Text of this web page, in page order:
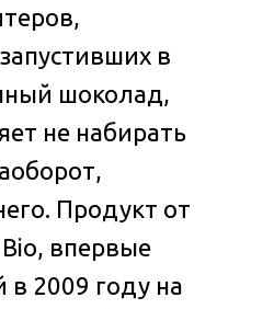
в
шоколад,
не набирать
Продукт от
впервые
в 2009 году на